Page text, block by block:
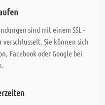
sind mit einem SSL -
Sie können sich
Facebook oder Google bei